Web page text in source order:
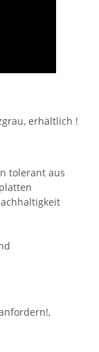
erhältlich !
tolerant aus